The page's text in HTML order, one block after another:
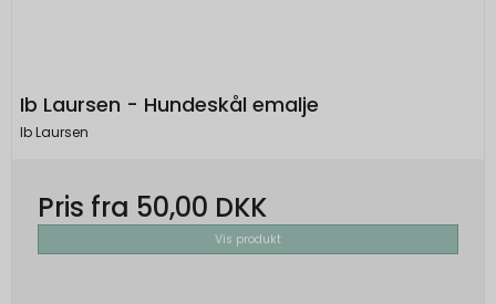
Ib Laursen - Hundeskål emalje
Ib Laursen
Pris fra 50,00 DKK
Vis produkt